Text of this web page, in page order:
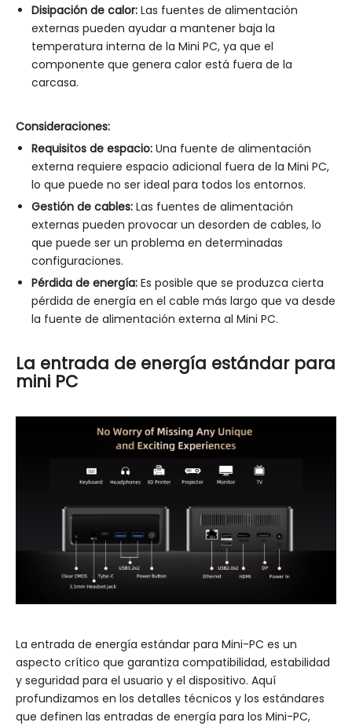
Disipación de calor: Las fuentes de alimentación
externas pueden ayudar a mantener baja la
temperatura interna de la Mini PC, ya que el
componente que genera calor está fuera de la
carcasa.
Consideraciones:
Requisitos de espacio: Una fuente de alimentación
externa requiere espacio adicional fuera de la Mini PC,
lo que puede no ser ideal para todos los entornos.
Gestión de cables: Las fuentes de alimentación
externas pueden provocar un desorden de cables, lo
que puede ser un problema en determinadas
configuraciones.
Pérdida de energía: Es posible que se produzca cierta
pérdida de energía en el cable más largo que va desde
la fuente de alimentación externa al Mini PC.
La entrada de energía estándar para
mini PC
La entrada de energía estándar para Mini-PC es un
aspecto crítico que garantiza compatibilidad, estabilidad
y seguridad para el usuario y el dispositivo. Aquí
profundizamos en los detalles técnicos y los estándares
que definen las entradas de energía para los Mini-PC,